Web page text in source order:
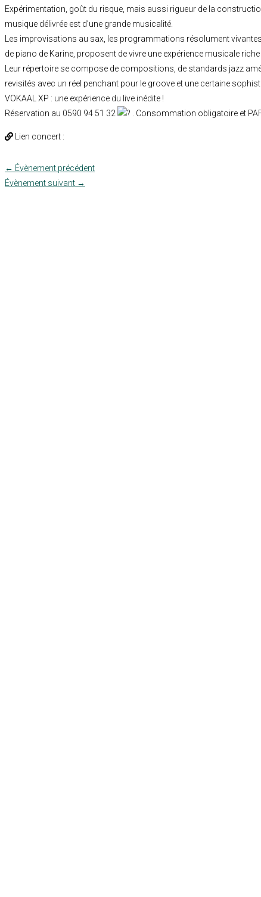
Expérimentation, goût du risque, mais aussi rigueur de la
musique délivrée est d’une grande musicalité.
Les improvisations au sax, les programmations résolument
de piano de Karine, proposent de vivre une expérience musicale riche
Leur répertoire se compose de compositions, de standards jazz
revisités avec un réel penchant pour le groove et une certaine
VOKAAL XP : une expérience du live inédite !
Réservation au 0590 94 51 32
. Consommation obligatoire et
Lien concert :
← Évènement précédent
Évènement suivant →